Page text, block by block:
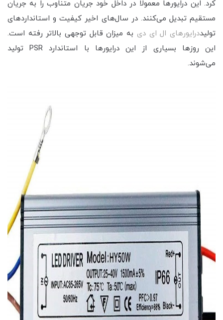
کرد. این درایورها معمولا در داخل خود جریان متناوب را به جریان
مستقیم تبدیل می‌کنند. در سال‌های اخیر کیفیت و استانداردهای
تولیددرایورهای ال ای دی به میزان قابل توجهی بالاتر رفته است.
این روزها بسیاری از این درایورها با استاندارد PSR تولید
می‌شوند.